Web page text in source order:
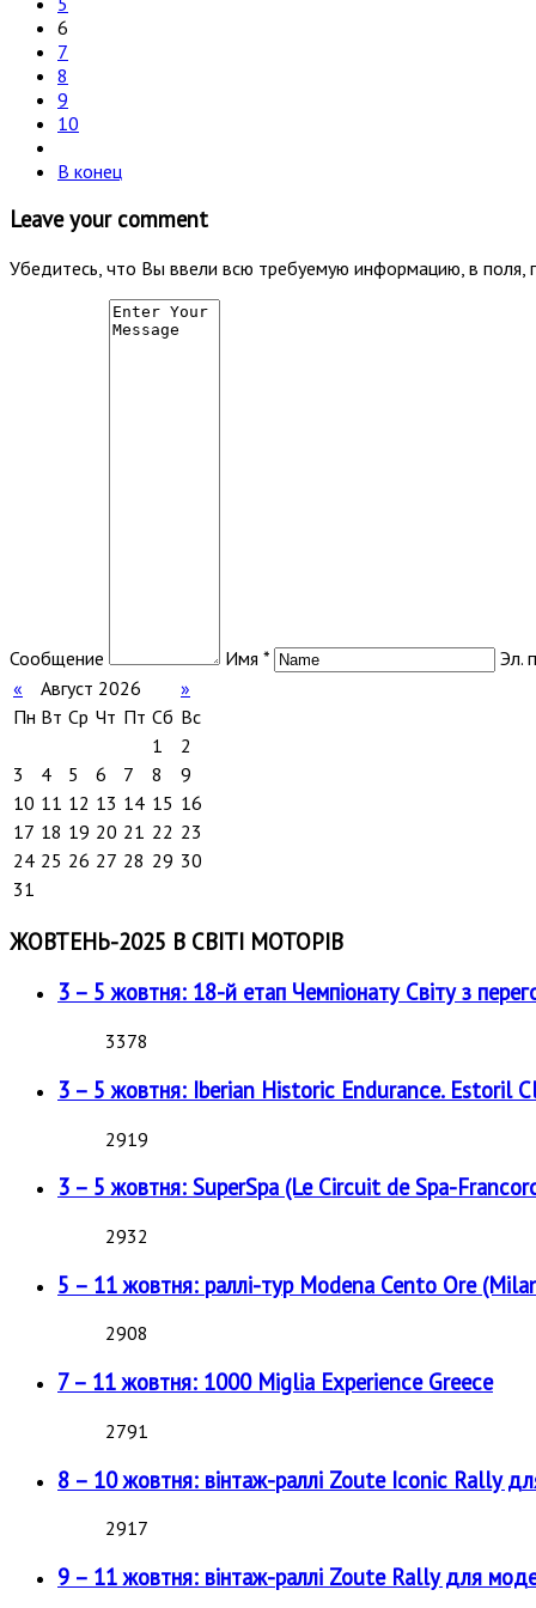
6
7
8
9
10
В конец
Leave your comment
Убедитесь, что Вы ввели всю требуемую информацию, в поля,
Сообщение Имя *
Эл.
«
Август 2026
»
Пн Вт Ср Чт Пт Сб Вс
1
2
3
4 5 6 7 8
9
10 11 12 13 14 15 16
17 18 19 20 21 22 23
24 25 26 27 28 29 30
31
ЖОВТЕНЬ-2025 В СВІТІ МОТОРІВ
3 – 5 жовтня: 18-й етап Чемпіонату Світу з
3378
3 – 5 жовтня: Iberian Historic Endurance. Estoril
2919
3 – 5 жовтня: SuperSpa (Le Circuit de Spa-
2932
5 – 11 жовтня: раллі-тур Modena Cento Ore
2908
7 – 11 жовтня: 1000 Miglia Experience Greece
2791
8 – 10 жовтня: вінтаж-раллі Zoute Iconic Rally
2917
9 – 11 жовтня: вінтаж-раллі Zoute Rally для